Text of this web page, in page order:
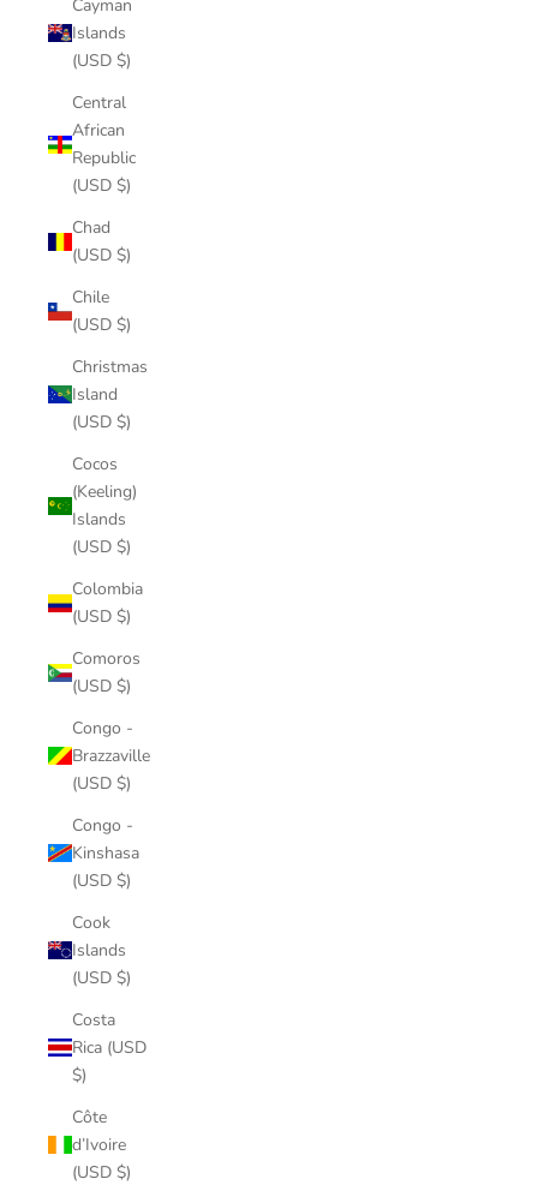
Cayman
Islands
(USD $)
Central
African
Republic
(USD $)
Chad
(USD $)
Chile
(USD $)
Christmas
Island
(USD $)
Cocos
(Keeling)
Islands
(USD $)
Colombia
(USD $)
Comoros
(USD $)
Congo -
Brazzaville
(USD $)
Congo -
Kinshasa
(USD $)
Cook
Islands
(USD $)
Costa
Rica (USD
$)
Côte
d’Ivoire
(USD $)